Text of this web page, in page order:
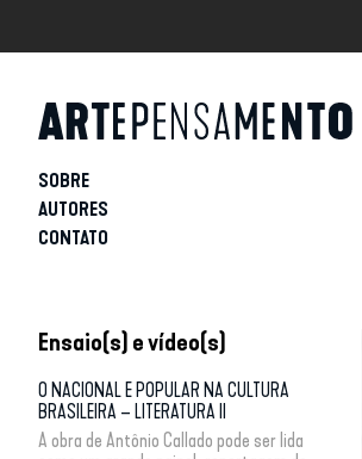
SOBRE
AUTORES
CONTATO
Ensaio(s) e vídeo(s)
O NACIONAL E POPULAR NA CULTURA
BRASILEIRA – LITERATURA II
A obra de Antônio Callado pode ser lida